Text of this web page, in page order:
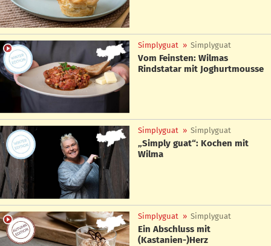
Simplyguat » Simplyguat
Vom Feinsten: Wilmas
Rindstatar mit Joghurtmousse
Simplyguat » Simplyguat
„Simply guat“: Kochen mit
Wilma
Simplyguat » Simplyguat
Ein Abschluss mit
(Kastanien-)Herz